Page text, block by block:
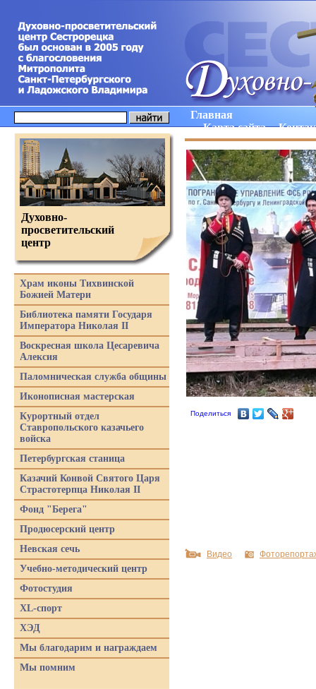
Главная
Карта сайта
Поделиться
Видео
Духовно-
просветительский
центр
Храм иконы Тихвинской
Божией Матери
Библиотека памяти Государя
Императора Николая II
Воскресная школа Цесаревича
Алексия
Паломническая служба общины
Иконописная мастерская
Курортный отдел
Ставропольского казачьего
войска
Петербургская станица
Казачий Конвой Святого Царя
Страстотерпца Николая II
Фонд "Берега"
Продюсерский центр
Невская сечь
Учебно-методический центр
Фотостудия
XL-спорт
ХЭД
Мы благодарим и награждаем
Мы помним